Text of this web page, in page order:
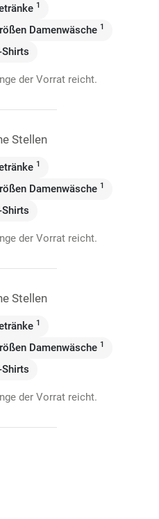
1
Damenwäsche 1
der Vorrat reicht.
Stellen
1
Damenwäsche 1
der Vorrat reicht.
Stellen
1
Damenwäsche 1
der Vorrat reicht.